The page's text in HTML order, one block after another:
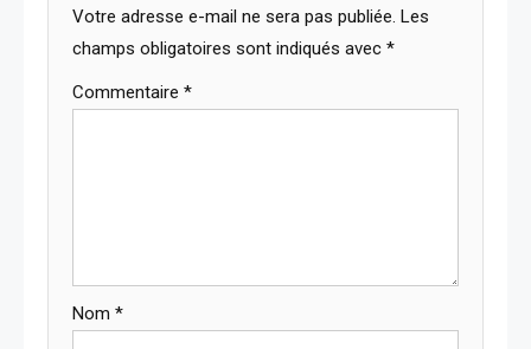
Votre adresse e-mail ne sera pas publiée. Les
champs obligatoires sont indiqués avec *
Commentaire *
Nom *